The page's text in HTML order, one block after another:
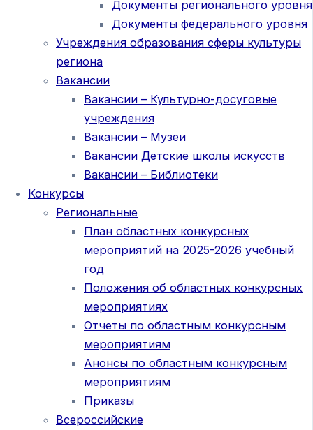
Документы регионального уровня
Документы федерального уровня
Учреждения образования сферы культуры
региона
Вакансии
Вакансии – Культурно-досуговые
учреждения
Вакансии – Музеи
Вакансии Детские школы искусств
Вакансии – Библиотеки
Конкурсы
Региональные
План областных конкурсных
мероприятий на 2025-2026 учебный
год
Положения об областных конкурсных
мероприятиях
Отчеты по областным конкурсным
мероприятиям
Анонсы по областным конкурсным
мероприятиям
Приказы
Всероссийские